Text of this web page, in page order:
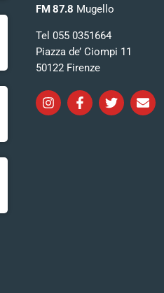
FM 87.8 Mugello
Tel 055 0351664
Piazza de’ Ciompi 11
50122 Firenze